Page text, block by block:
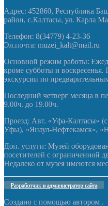
Адрес: 452860, Республика
район, с.Калтасы, ул. Карла
Телефон: 8(34779) 4-23-36
Эл.почта: muzei_kalt@mail.ru
Основной режим работы:
кроме субботы и воскресенья.
экскурсии по
Последний четверг месяца в
9.00ч. до 19.00ч.
Проезд: Авт. «Уфа-Калтасы» (с
Уфы), «Янаул-Нефтекамск»,
Доп. услуги: Музей
посетителей с ограниченной
Недалеко от музея имеются
Разработчик и администратор сайта
Создано с помощью автором .